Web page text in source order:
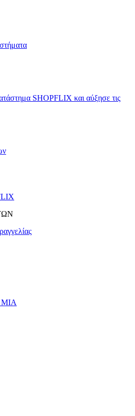
SHOPFLIX και αύξησε τις